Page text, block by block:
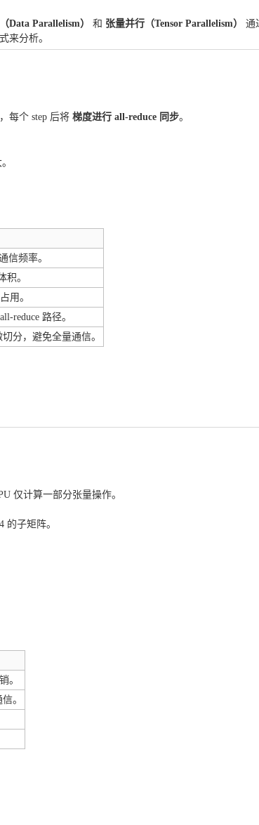
Data Parallelism） 和 张量并行（Tensor Parallelism）
通
来分析。
每个 step 后将 梯度进行 all-reduce 同步。
信频率。
积。
用。
reduce 路径。
分，避免全量通信。
仅计算一部分张量操作。
的子矩阵。
。
。